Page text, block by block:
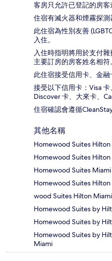
客房只允許已登記的房客
住宿有滅火器和煙霧探測
此住宿為性別友善
入住。
入住時指明將用於支付
主要訂房的房客姓名相符。
此住宿接受信用卡、金融
接受以下信用卡：Visa 卡
Discover 卡、大來卡、
住宿確認會遵循
其他名稱
Homewood Suites
Homewood Suites
Homewood Suites
Homewood Suites
wood Suites Hilton
Homewood Suites by
Homewood Suites by
Homewood Suites by
Miami